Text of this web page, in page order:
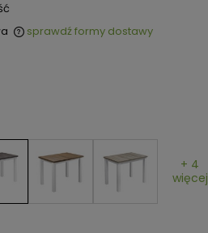
sprawdź formy dostawy
+ 4
więcej